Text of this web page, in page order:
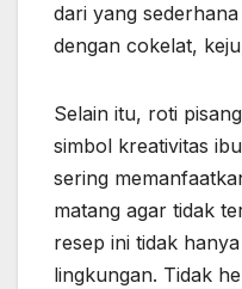
dari yang
dengan cokelat,
Selain itu, roti
simbol kreativitas
sering
matang agar tidak
resep ini tidak
lingkungan. Tidak